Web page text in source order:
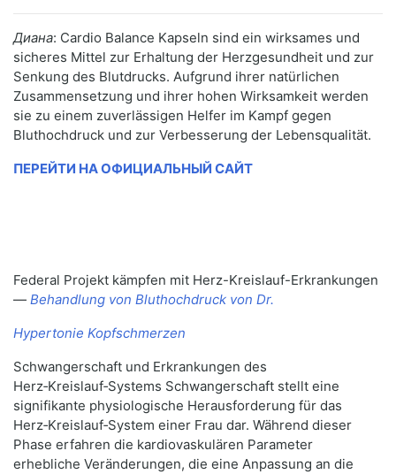
Диана: Cardio Balance Kapseln sind ein wirksames und
sicheres Mittel zur Erhaltung der Herzgesundheit und zur
Senkung des Blutdrucks. Aufgrund ihrer natürlichen
Zusammensetzung und ihrer hohen Wirksamkeit werden
sie zu einem zuverlässigen Helfer im Kampf gegen
Bluthochdruck und zur Verbesserung der Lebensqualität.
ПЕРЕЙТИ НА ОФИЦИАЛЬНЫЙ САЙТ
Federal Projekt kämpfen mit Herz-Kreislauf-Erkrankungen
— Behandlung von Bluthochdruck von Dr.
Hypertonie Kopfschmerzen
Schwangerschaft und Erkrankungen des
Herz‑Kreislauf‑Systems Schwangerschaft stellt eine
signifikante physiologische Herausforderung für das
Herz‑Kreislauf‑System einer Frau dar. Während dieser
Phase erfahren die kardiovaskulären Parameter
erhebliche Veränderungen, die eine Anpassung an die